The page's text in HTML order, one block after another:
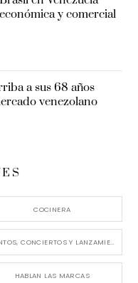
y comercial
a sus 68 años
venezolano
COCINERA
EVENTOS, CONCIERTOS Y LANZAMIENTOS
HABLAN LAS MARCAS